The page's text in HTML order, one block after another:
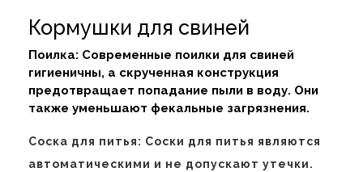
Кормушки для свиней
Поилка: Современные поилки для свиней
гигиеничны, а скрученная конструкция
предотвращает попадание пыли в воду. Они
также уменьшают фекальные загрязнения.
Соска для питья: Соски для питья являются
автоматическими и не допускают утечки.